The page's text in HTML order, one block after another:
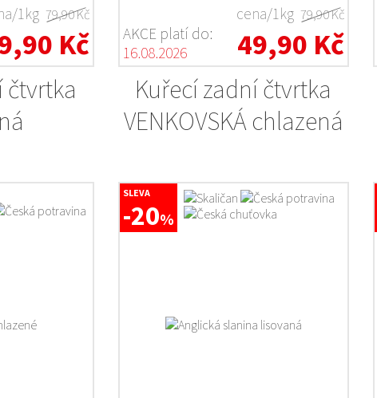
1kg 79,90 Kč
Kč
čtvrtka
cena/1kg 79,90 Kč
AKCE platí do:
16.08.2026
49,90 Kč
Kuřecí zadní čtvrtka
VENKOVSKÁ chlazená
SLEVA
-20%